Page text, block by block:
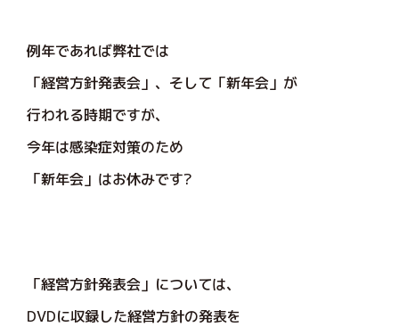
例年であれば弊社では
「経営方針発表会」、そして「新年会」が
行われる時期ですが、
今年は感染症対策のため
「新年会」はお休みです?
「経営方針発表会」については、
DVDに収録した経営方針の発表を